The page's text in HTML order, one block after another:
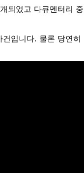
되었고 다큐멘터리